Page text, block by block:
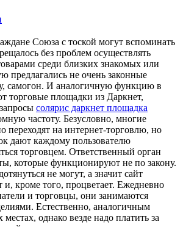
Союза с тоской могут вспоминать
без проблем осуществлять
среди близких знакомых или
предлагались не очень законные
самогон. И аналогичную функцию в
торговые площадки из Даркнет,
солярис даркнет площадка
частоту. Безусловно, многие
переходят на интернет-торговлю, но
дают каждому пользователю
торговцем. Ответственный орган
которые функционируют не по закону.
не могут, а значит сайт
и, кроме того, процветает. Ежедневно
и торговцы, они занимаются
Естественно, аналогичным
однако везде надо платить за